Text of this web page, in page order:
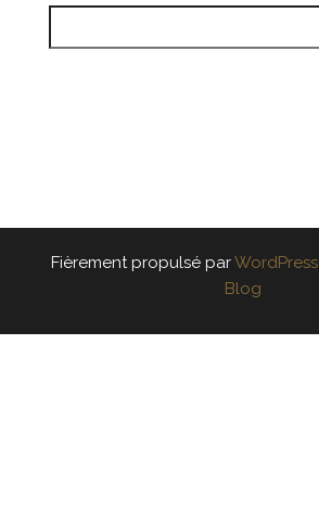
Fièrement propulsé parWordPress
Blog